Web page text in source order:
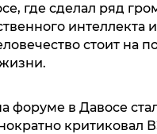
где сделал ряд
интеллекта и
стоит на
форуме в Давосе
критиковал